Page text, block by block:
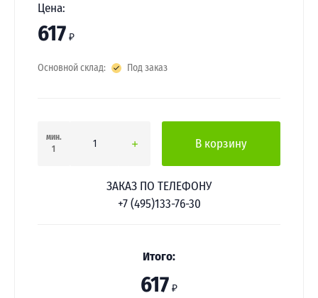
Цена:
617 ₽
Основной склад: Под заказ
мин.
1
В корзину
ЗАКАЗ ПО ТЕЛЕФОНУ
+7 (495)133-76-30
Итого:
617 ₽